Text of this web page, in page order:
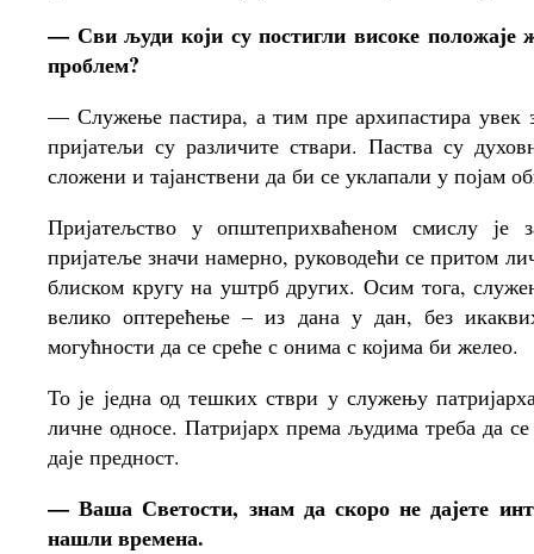
— Сви људи који су постигли високе положаје
проблем?
— Служење пастира, а тим пре архипастира
пријатељи су различите ствари. Паства су
сложени и тајанствени да би се уклапали у појам
Пријатељство у општеприхваћеном смислу је
пријатеље значи намерно, руководећи се притом
блиском кругу на уштрб других. Осим тога,
велико оптерећење – из дана у дан, без
могућности да се среће с онима с којима би желео.
То је једна од тешких стври у служењу
личне односе. Патријарх према људима треба да
даје предност.
— Ваша Светости, знам да скоро не дајете
нашли времена.